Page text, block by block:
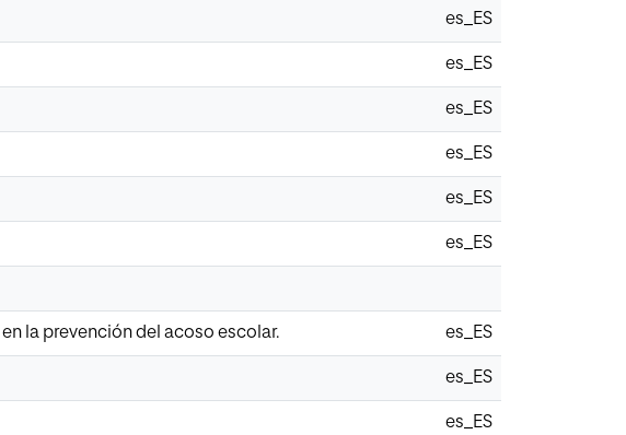
es_ES
es_ES
es_ES
es_ES
es_ES
es_ES
la prevención del acoso escolar. es_ES
es_ES
es_ES